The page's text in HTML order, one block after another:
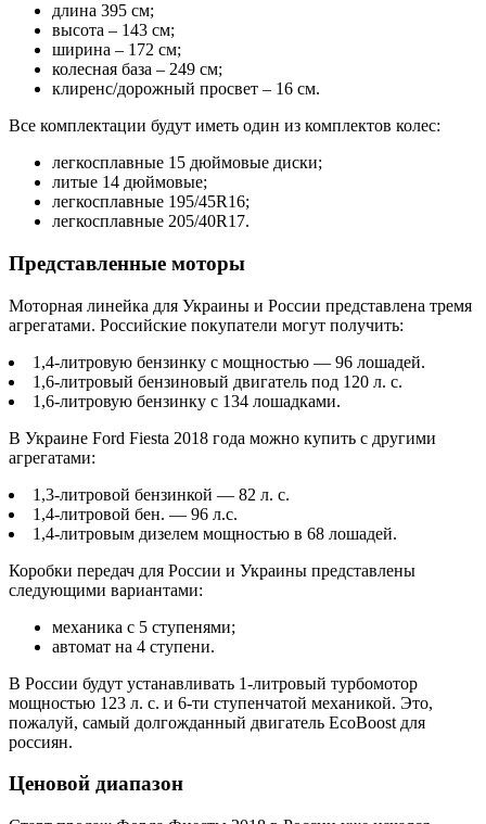
длина 395 см;
высота – 143 см;
ширина – 172 см;
колесная база – 249 см;
клиренс/дорожный просвет – 16 см.
Все комплектации будут иметь один из комплектов колес:
легкосплавные 15 дюймовые диски;
литые 14 дюймовые;
легкосплавные 195/45R16;
легкосплавные 205/40R17.
Представленные моторы
Моторная линейка для Украины и России представлена тремя
агрегатами. Российские покупатели могут получить:
1,4-литровую бензинку с мощностью — 96 лошадей.
1,6-литровый бензиновый двигатель под 120 л. с.
1,6-литровую бензинку с 134 лошадками.
В Украине Ford Fiesta 2018 года можно купить с другими
агрегатами:
1,3-литровой бензинкой — 82 л. с.
1,4-литровой бен. — 96 л.с.
1,4-литровым дизелем мощностью в 68 лошадей.
Коробки передач для России и Украины представлены
следующими вариантами:
механика с 5 ступенями;
автомат на 4 ступени.
В России будут устанавливать 1-литровый турбомотор
мощностью 123 л. с. и 6-ти ступенчатой механикой. Это,
пожалуй, самый долгожданный двигатель EcoBoost для
россиян.
Ценовой диапазон